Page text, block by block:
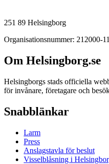
251 89 Helsingborg
Organisationsnummer: 212000-
Om Helsingborg.se
Helsingborgs stads officiella
för invånare, företagare och
Snabblänkar
Larm
Press
Anslagstavla för beslut
Visselblåsning i